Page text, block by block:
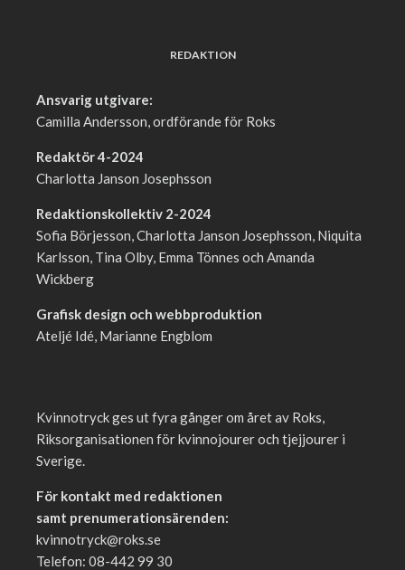
REDAKTION
Ansvarig utgivare:
Camilla Andersson, ordförande för Roks
Redaktör 4-2024
Charlotta Janson Josephsson
Redaktionskollektiv 2-2024
Sofia Börjesson, Charlotta Janson Josephsson, Niquita
Karlsson, Tina Olby, Emma Tönnes och Amanda
Wickberg
Grafisk design och webbproduktion
Ateljé Idé, Marianne Engblom
Kvinnotryck ges ut fyra gånger om året av Roks,
Riksorganisationen för kvinnojourer och tjejjourer i
Sverige.
För kontakt med redaktionen
samt prenumerationsärenden:
kvinnotryck@roks.se
Telefon: 08-442 99 30